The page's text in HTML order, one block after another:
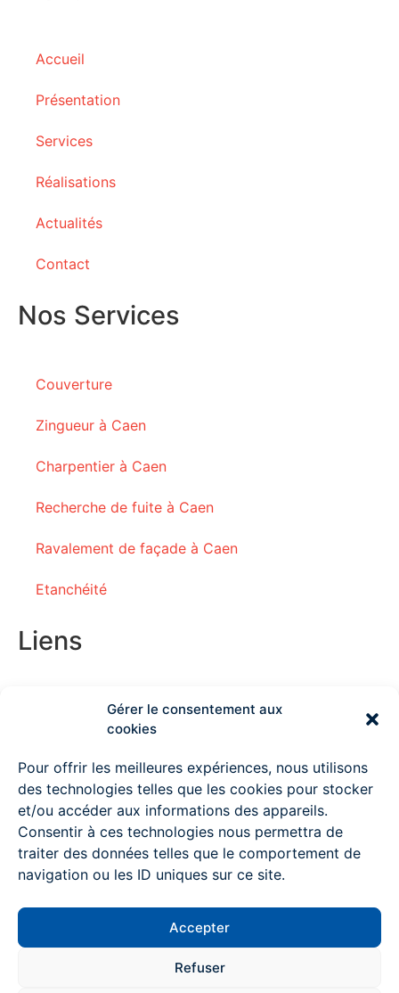
Gérer le consentement aux
cookies
Pour offrir les meilleures expériences, nous utilisons
des technologies telles que les cookies pour stocker
et/ou accéder aux informations des appareils.
Consentir à ces technologies nous permettra de
traiter des données telles que le comportement de
navigation ou les ID uniques sur ce site.
Accepter
Refuser
Accueil
Présentation
Services
Réalisations
Actualités
Contact
Nos Services
Couverture
Zingueur à Caen
Charpentier à Caen
Recherche de fuite à Caen
Ravalement de façade à Caen
Etanchéité
Liens
Couvreur Deauville
Couvreur Ouistreham
Couvreur à Pont l’Evêque
Couvreur Mondeville
Contactez-nous